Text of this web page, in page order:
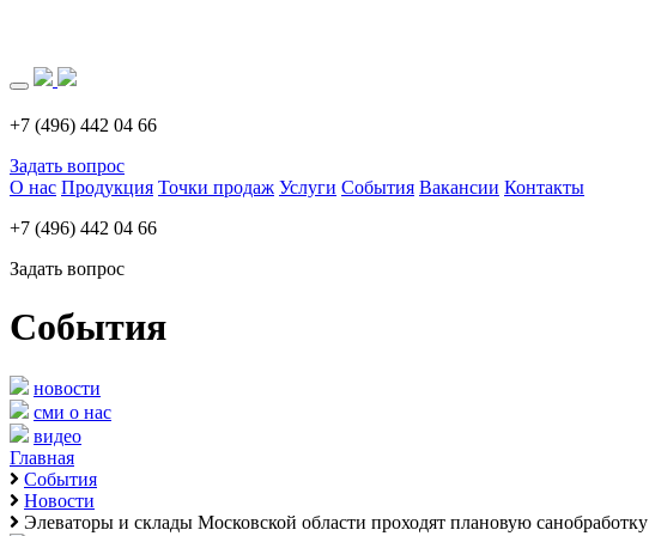
+7 (496) 442 04 66
Задать вопрос
О нас Продукция Точки продаж Услуги События Вакансии Контакты
+7 (496) 442 04 66
Задать вопрос
События
новости
сми о нас
видео
Главная
События
Новости
Элеваторы и склады Московской области проходят плановую санобработку